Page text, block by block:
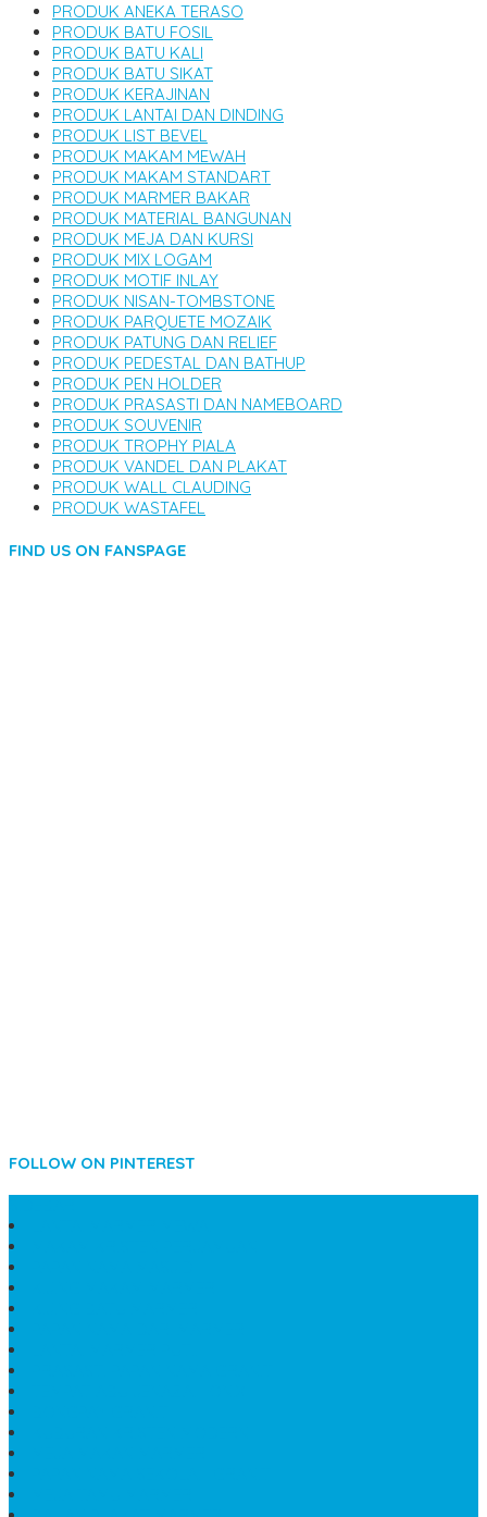
PRODUK ANEKA TERASO
PRODUK BATU FOSIL
PRODUK BATU KALI
PRODUK BATU SIKAT
PRODUK KERAJINAN
PRODUK LANTAI DAN DINDING
PRODUK LIST BEVEL
PRODUK MAKAM MEWAH
PRODUK MAKAM STANDART
PRODUK MARMER BAKAR
PRODUK MATERIAL BANGUNAN
PRODUK MEJA DAN KURSI
PRODUK MIX LOGAM
PRODUK MOTIF INLAY
PRODUK NISAN-TOMBSTONE
PRODUK PARQUETE MOZAIK
PRODUK PATUNG DAN RELIEF
PRODUK PEDESTAL DAN BATHUP
PRODUK PEN HOLDER
PRODUK PRASASTI DAN NAMEBOARD
PRODUK SOUVENIR
PRODUK TROPHY PIALA
PRODUK VANDEL DAN PLAKAT
PRODUK WALL CLAUDING
PRODUK WASTAFEL
FIND US ON FANSPAGE
FOLLOW ON PINTEREST